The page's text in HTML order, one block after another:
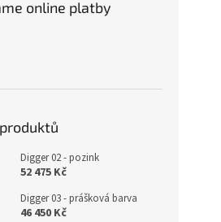
online platby
Digger 02 - pozink
52 475 Kč
Digger 03 - prášková barva
46 450 Kč